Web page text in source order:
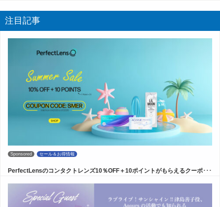
注目記事
Sponsored セール＆お得情報
PerfectLensのコンタクトレンズ10％OFF＋10ポイントがもらえるクーポ･･･